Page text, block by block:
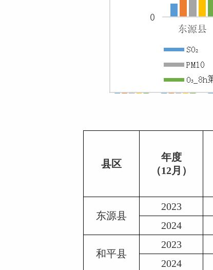
县区
年度
（12月）
东源县
2023
2024
和平县
2023
2024